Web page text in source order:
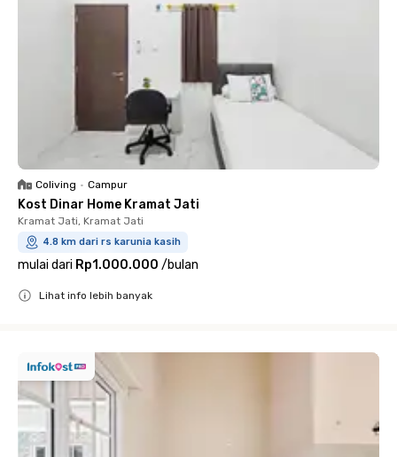
Coliving • Campur
Kost Dinar Home Kramat Jati
Kramat Jati, Kramat Jati
4.8 km dari rs karunia kasih
mulai dari Rp1.000.000 /bulan
Lihat info lebih banyak